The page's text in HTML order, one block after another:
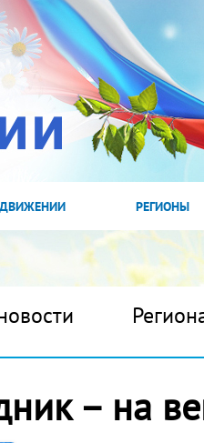
РЕГИОНЫ
– на